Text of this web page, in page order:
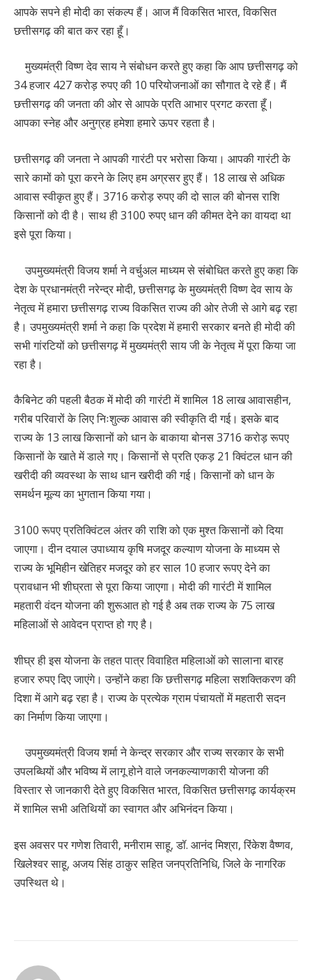
आपके सपने ही मोदी का संकल्प हैं। आज मैं विकसित भारत, विकसित
छत्तीसगढ़ की बात कर रहा हूँ।
मुख्यमंत्री विष्ण देव साय ने संबोधन करते हुए कहा कि आप छत्तीसगढ़ को
34 हजार 427 करोड़ रुपए की 10 परियोजनाओं का सौगात दे रहे हैं। मैं
छत्तीसगढ़ की जनता की ओर से आपके प्रति आभार प्रगट करता हूँ।
आपका स्नेह और अनुग्रह हमेशा हमारे ऊपर रहता है।
छत्तीसगढ़ की जनता ने आपकी गारंटी पर भरोसा किया। आपकी गारंटी के
सारे कामों को पूरा करने के लिए हम अग्रसर हुए हैं। 18 लाख से अधिक
आवास स्वीकृत हुए हैं। 3716 करोड़ रुपए की दो साल की बोनस राशि
किसानों को दी है। साथ ही 3100 रुपए धान की कीमत देने का वायदा था
इसे पूरा किया।
उपमुख्यमंत्री विजय शर्मा ने वर्चुअल माध्यम से संबोधित करते हुए कहा कि
देश के प्रधानमंत्री नरेन्द्र मोदी, छत्तीसगढ़ के मुख्यमंत्री विष्ण देव साय के
नेतृत्व में हमारा छत्तीसगढ़ राज्य विकसित राज्य की ओर तेजी से आगे बढ़ रहा
है। उपमुख्यमंत्री शर्मा ने कहा कि प्रदेश में हमारी सरकार बनते ही मोदी की
सभी गांरटियों को छत्तीसगढ़ में मुख्यमंत्री साय जी के नेतृत्व में पूरा किया जा
रहा है।
कैबिनेट की पहली बैठक में मोदी की गारंटी में शामिल 18 लाख आवासहीन,
गरीब परिवारों के लिए निःशुल्क आवास की स्वीकृति दी गई। इसके बाद
राज्य के 13 लाख किसानों को धान के बाकाया बोनस 3716 करोड़ रूपए
किसानों के खाते में डाले गए। किसानों से प्रति एकड़ 21 क्विंटल धान की
खरीदी की व्यवस्था के साथ धान खरीदी की गई। किसानों को धान के
समर्थन मूल्य का भुगतान किया गया।
3100 रूपए प्रतिक्विंटल अंतर की राशि को एक मुश्त किसानों को दिया
जाएगा। दीन दयाल उपाध्याय कृषि मजदूर कल्याण योजना के माध्यम से
राज्य के भूमिहीन खेतिहर मजदूर को हर साल 10 हजार रूपए देने का
प्रावधान भी शीघ्रता से पूरा किया जाएगा। मोदी की गारंटी में शामिल
महतारी वंदन योजना की शुरूआत हो गई है अब तक राज्य के 75 लाख
महिलाओं से आवेदन प्राप्त हो गए है।
शीघ्र ही इस योजना के तहत पात्र विवाहित महिलाओं को सालाना बारह
हजार रुपए दिए जाएंगे। उन्होंने कहा कि छत्तीसगढ़ महिला सशक्तिकरण की
दिशा में आगे बढ़ रहा है। राज्य के प्रत्येक ग्राम पंचायतों में महतारी सदन
का निर्माण किया जाएगा।
उपमुख्यमंत्री विजय शर्मा ने केन्द्र सरकार और राज्य सरकार के सभी
उपलब्धियों और भविष्य में लागू होने वाले जनकल्याणकारी योजना की
विस्तार से जानकारी देते हुए विकसित भारत, विकसित छत्तीसगढ़ कार्यक्रम
में शामिल सभी अतिथियों का स्वागत और अभिनंदन किया।
इस अवसर पर गणेश तिवारी, मनीराम साहू, डॉ. आनंद मिश्रा, रिंकेश वैष्णव,
खिलेश्वर साहू, अजय सिंह ठाकुर सहित जनप्रतिनिधि, जिले के नागरिक
उपस्थित थे।